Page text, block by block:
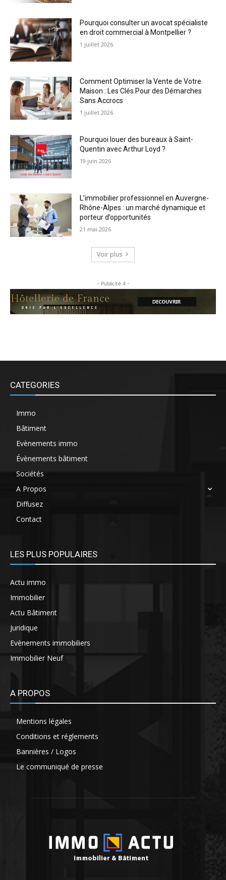
Pourquoi consulter un avocat spécialiste
en droit commercial à Montpellier ?
1 juillet 2026
Comment Optimiser la Vente de Votre
Maison : Les Clés Pour des Démarches
Sans Accrocs
1 juillet 2026
Pourquoi louer des bureaux à Saint-
Quentin avec Arthur Loyd ?
19 juin 2026
L’immobilier professionnel en Auvergne-
Rhône-Alpes : un marché dynamique et
porteur d’opportunités
21 mai 2026
Voir plus
- Publicité 4 -
CATEGORIES
Immo
Bâtiment
Evènements immo
Évènements bâtiment
Sociétés
A Propos
Diffusez
Contact
LES PLUS POPULAIRES
Actu immo
Immobilier
Actu Bâtiment
Juridique
Evènements immobiliers
Immobilier Neuf
A PROPOS
Mentions légales
Conditions et réglements
Bannières / Logos
Le communiqué de presse